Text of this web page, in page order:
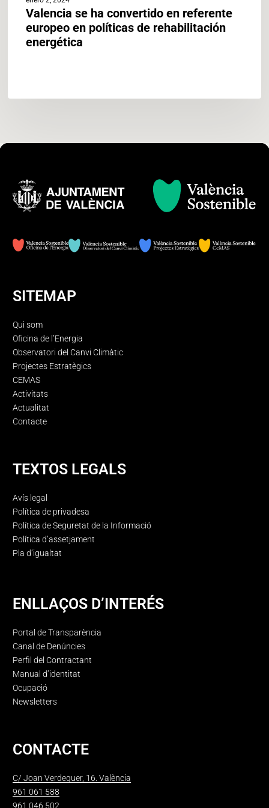
Valencia se ha convertido en referente
europeo en políticas de rehabilitación
energética
SITEMAP
Qui som
Oficina de l’Energia
Observatori del Canvi Climàtic
Projectes Estratègics
CEMAS
Activitats
Actualitat
Contacte
TEXTOS LEGALS
Avís legal
Política de privadesa
Política de Seguretat de la Informació
Política d’assetjament
Pla d’igualtat
ENLLAÇOS D’INTERÉS
Portal de Transparència
Canal de Denúncies
Perfil del Contractant
Manual d’identitat
Ocupació
Newsletters
CONTACTE
C/ Joan Verdeguer, 16. València
961 061 588
961 046 502